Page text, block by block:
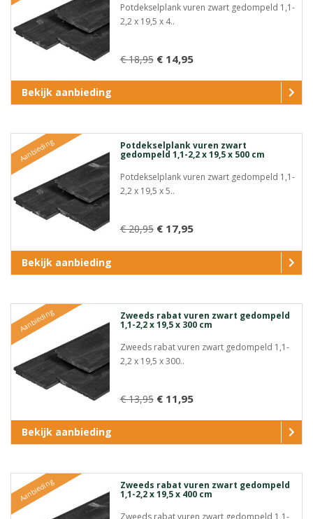
Potdekselplank vuren zwart gedompeld 1,1-
2,2 x 19,5 x 4..
€ 18,95 € 14,95
Bekijk aanbieding
Aanbieding Potdekselplank vuren zwart
gedompeld 1,1-2,2 x 19,5 x 500 cm
Potdekselplank vuren zwart gedompeld 1,1-
2,2 x 19,5 x 5..
€ 20,95 € 17,95
Bekijk aanbieding
Aanbieding Zweeds rabat vuren zwart gedompeld
1,1-2,2 x 19,5 x 300 cm
Zweeds rabat vuren zwart gedompeld 1,1-
2,2 x 19,5 x 300..
€ 13,95 € 11,95
Bekijk aanbieding
Aanbieding Zweeds rabat vuren zwart gedompeld
1,1-2,2 x 19,5 x 400 cm
Zweeds rabat vuren zwart gedompeld 1,1-